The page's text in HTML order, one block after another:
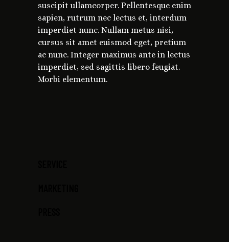
suscipit ullamcorper. Pellentesque enim
sapien, rutrum nec lectus et, interdum
imperdiet nunc. Nullam metus nisi,
cursus sit amet euismod eget, pretium
ac nunc. Integer maximus ante in lectus
imperdiet, sed sagittis libero feugiat.
Morbi elementum.